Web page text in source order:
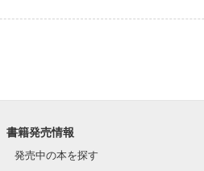
書籍発売情報
発売中の本を探す